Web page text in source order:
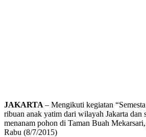
JAKARTA – Mengikuti kegiatan
ribuan anak yatim dari wilayah Jakarta dan
menanam pohon di Taman Buah
Rabu (8/7/2015)